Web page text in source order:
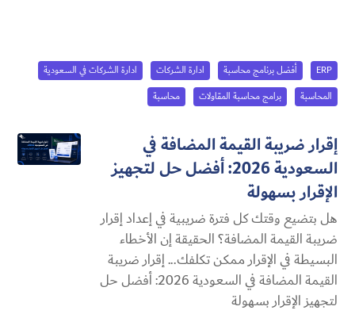
ERP أفضل برنامج محاسبة ادارة الشركات
ادارة الشركات في السعودية
المحاسبة
برامج محاسبة المقاولات محاسبة
إقرار ضريبة القيمة المضافة في
السعودية 2026: أفضل حل لتجهيز
الإقرار بسهولة
هل بتضيع وقتك كل فترة ضريبية في إعداد إقرار
ضريبة القيمة المضافة؟ الحقيقة إن الأخطاء
البسيطة في الإقرار ممكن تكلفك... إقرار ضريبة
القيمة المضافة في السعودية 2026: أفضل حل
لتجهيز الإقرار بسهولة